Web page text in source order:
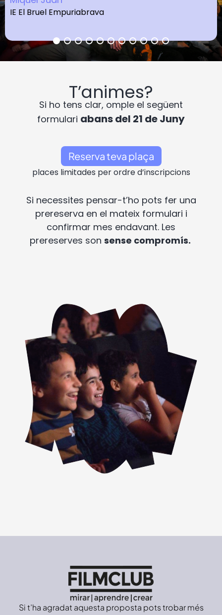
IE El Bruel Empuriabrava
T’animes?
Si ho tens clar, omple el següent
formulari abans del 21 de Juny
Reserva teva plaça
places limitades per ordre d’inscripcions
Si necessites pensar-t’ho pots fer una
prereserva en el mateix formulari i
confirmar mes endavant. Les
prereserves son sense compromís.
Si t’ha agradat aquesta proposta pots trobar més